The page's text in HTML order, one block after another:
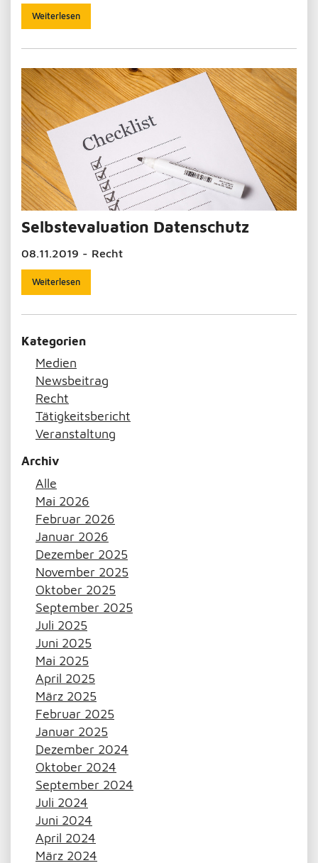
Weiterlesen
Selbstevaluation Datenschutz
08.11.2019 - Recht
Weiterlesen
Kategorien
Medien
Newsbeitrag
Recht
Tätigkeitsbericht
Veranstaltung
Archiv
Alle
Mai 2026
Februar 2026
Januar 2026
Dezember 2025
November 2025
Oktober 2025
September 2025
Juli 2025
Juni 2025
Mai 2025
April 2025
März 2025
Februar 2025
Januar 2025
Dezember 2024
Oktober 2024
September 2024
Juli 2024
Juni 2024
April 2024
März 2024